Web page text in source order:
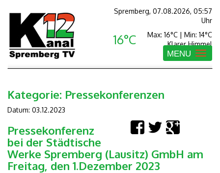
Spremberg, 07.08.2026, 05:57
Uhr
16°C
Max: 16°C | Min: 14°C
Klarer Himmel
Toggle
navigation
MENU
Kategorie: Pressekonferenzen
Datum: 03.12.2023
Pressekonferenz
bei der Städtische
Werke Spremberg (Lausitz) GmbH am
Freitag, den 1.Dezember 2023